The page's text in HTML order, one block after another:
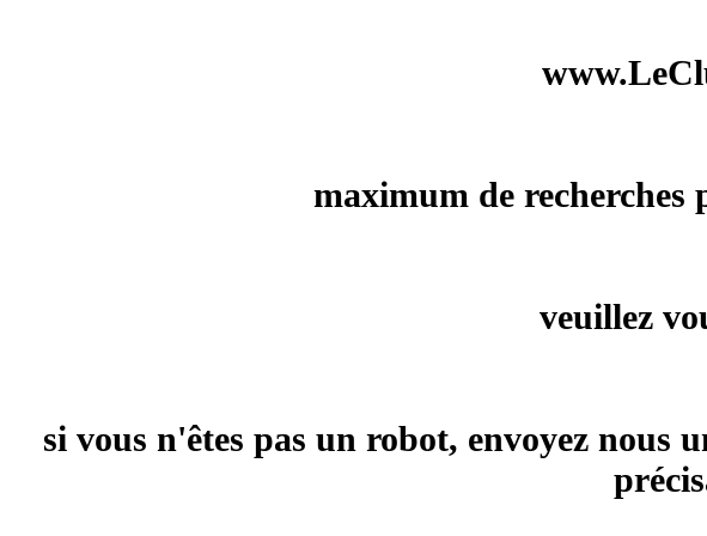
maximum de recherches
veuillez
si vous n'êtes pas un robot, envoyez nous